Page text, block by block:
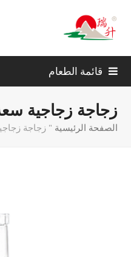
قائمة الطعام
زجاجة زجاجية سعة 250
الصفحة الرئيسية "زجاجة زجاجية